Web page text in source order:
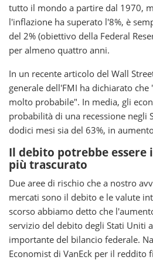
tutto il mondo a partire dal 1970,
l'inflazione ha superato l'8%, è
del 2% (obiettivo della Federal
per almeno quattro anni.
In un recente articolo del Wall
generale dell'FMI ha dichiarato che
molto probabile". In media, gli
probabilità di una recessione negli
dodici mesi sia del 63%, in
Il debito potrebbe essere
più trascurato
Due aree di rischio che a nostro
mercati sono il debito e le valute
scorso abbiamo detto che
servizio del debito degli Stati Uniti
importante del bilancio federale.
Economist di VanEck per il reddito